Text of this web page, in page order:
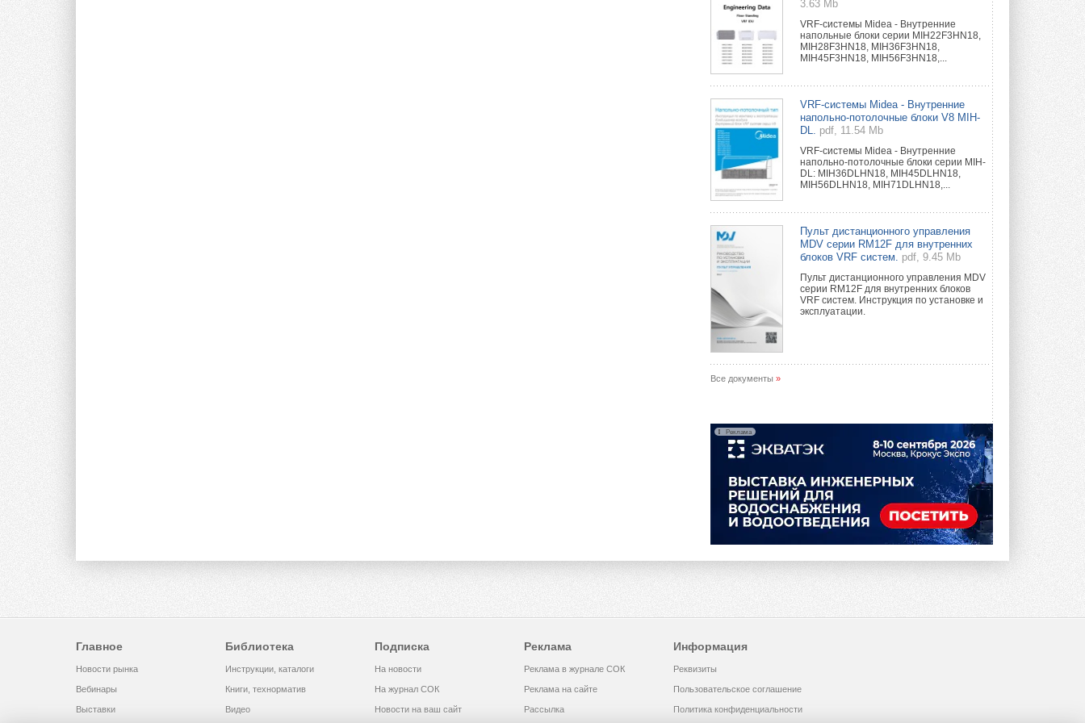
3.63 Mb
VRF-системы Midea - Внутренние
напольные блоки серии MIH22F3HN18,
MIH28F3HN18, MIH36F3HN18,
MIH45F3HN18, MIH56F3HN18,...
VRF-системы Midea - Внутренние
напольно-потолочные блоки V8 MIH-
DL.
pdf, 11.54 Mb
VRF-системы Midea - Внутренние
напольно-потолочные блоки серии MIH-
DL: MIH36DLHN18, MIH45DLHN18,
MIH56DLHN18, MIH71DLHN18,...
Пульт дистанционного управления
MDV серии RM12F для внутренних
блоков VRF систем.
pdf, 9.45 Mb
Пульт дистанционного управления MDV
серии RM12F для внутренних блоков
VRF систем. Инструкция по установке и
эксплуатации.
Все документы »
Реклама
Главное
Новости рынка
Вебинары
Выставки
Библиотека
Инструкции, каталоги
Книги, технорматив
Видео
Подписка
На новости
На журнал СОК
Новости на ваш сайт
Реклама
Реклама в журнале СОК
Реклама на сайте
Рассылка
Информация
Реквизиты
Пользовательское соглашение
Политика конфиденциальности